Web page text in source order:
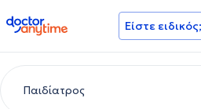
doctoranytime Είστε ειδικός;